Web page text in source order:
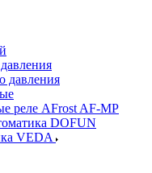
давления
реле AFrost AF-MP
DOFUN
VEDA